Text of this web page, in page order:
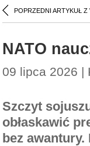
POPRZEDNI ARTYKUŁ Z
NATO
09 lipca 2026 |
Szczyt
obłaskawić
bez